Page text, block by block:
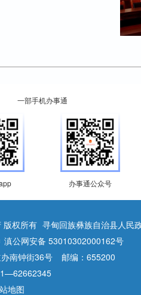
一部手机办事通
办事通公众号
版权所有 寻甸回族彝族自治县人民
滇公网安备 53010302000162号
南钟街36号
邮编：655200
地图